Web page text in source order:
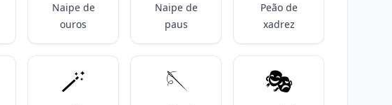
Naipe de
ouros
Naipe de
paus
Peão de
xadrez
🪄 🪡 🎭️